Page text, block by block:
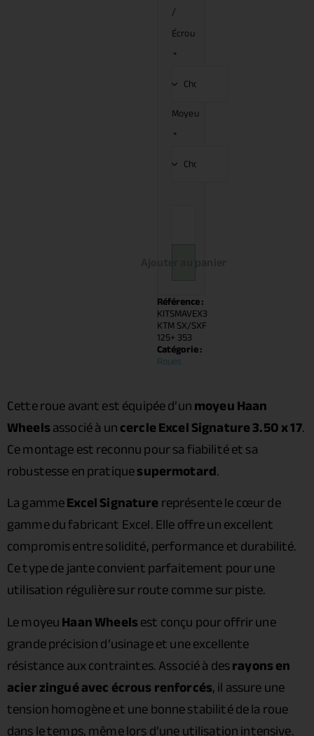
/
Écrou
*
Moyeu
*
Référence :
KITSMAVEX3
KTM SX/SXF
125+ 353
Catégorie :
Roues
Cette roue avant est équipée d’unmoyeu Haan
Wheelsassocié à uncercle Excel Signature 3.50 x 17.
Ce montage est reconnu pour sa fiabilité et sa
robustesse en pratiquesupermotard.
La gammeExcel Signaturereprésente le cœur de
gamme du fabricant Excel. Elle offre un excellent
compromis entre solidité, performance et durabilité.
Ce type de jante convient parfaitement pour une
utilisation régulière sur route comme sur piste.
Le moyeuHaan Wheelsest conçu pour offrir une
grande précision d’usinage et une excellente
résistance aux contraintes. Associé à desrayons en
acier zingué avec écrous renforcés, il assure une
tension homogène et une bonne stabilité de la roue
dans le temps, même lors d’une utilisation intensive.